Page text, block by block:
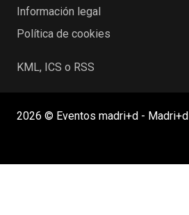
Información legal
Política de cookies
KML, ICS o RSS
2026 © Eventos madri+d - Madri+d